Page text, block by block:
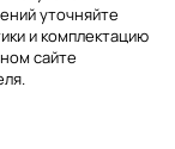
уточняйте
и комплектацию
сайте